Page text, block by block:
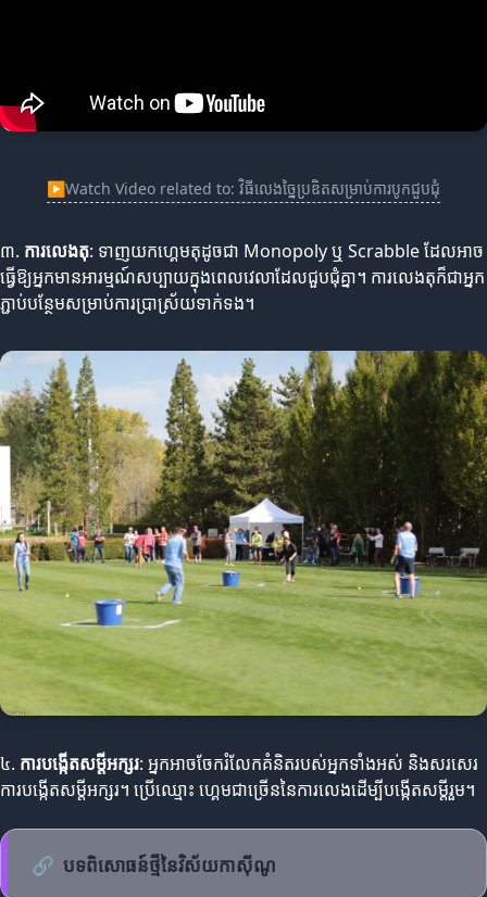
▶Watch Video related to: វិធីលេងច្នៃប្រឌិតសម្រាប់ការបូកជួបជុំ
៣. ការលេងតុ: ទាញយកហ្គេមតុដូចជា Monopoly ឬ Scrabble ដែលអាច
ធ្វើឱ្យអ្នកមានអារម្មណ៍សប្បាយក្នុងពេលវេលាដែលជួបជុំគ្នា។ ការលេងតុក៏ជាអ្នក
ភ្ជាប់បន្ថែមសម្រាប់ការប្រាស្រ័យទាក់ទង។
៤. ការបង្កើតសម្តីអក្សរ: អ្នកអាចចែករំលែកគំនិតរបស់អ្នកទាំងអស់ និងសរសេរ
ការបង្កើតសម្តីអក្សរ។ ប្រើឈ្មោះ ហ្គេមជាច្រើននៃការលេងដើម្បីបង្កើតសម្តីរួម។
🔗 បទពិសោធន៍ថ្មីនៃវិស័យកាស៊ីណូ